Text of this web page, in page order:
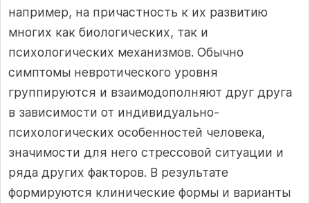
например, на причастность к их развитию
многих как биологических, так и
психологических механизмов. Обычно
симптомы невротического уровня
группируются и взаимодополняют друг друга
в зависимости от индивидуально-
психологических особенностей человека,
значимости для него стрессовой ситуации и
ряда других факторов. В результате
формируются клинические формы и варианты